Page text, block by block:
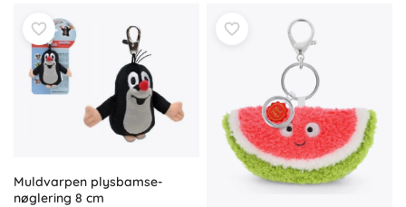
Muldvarpen plysbamse-
nøglering 8 cm